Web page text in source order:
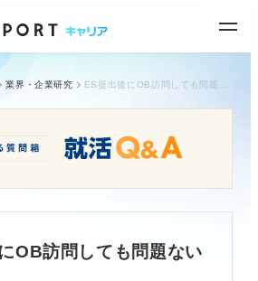
業界・企業研究
OB訪問しても問題ない